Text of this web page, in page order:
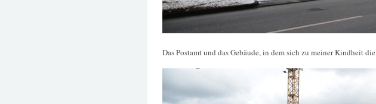
Das Postamt und das Gebäude, in dem sich zu meiner Kindheit